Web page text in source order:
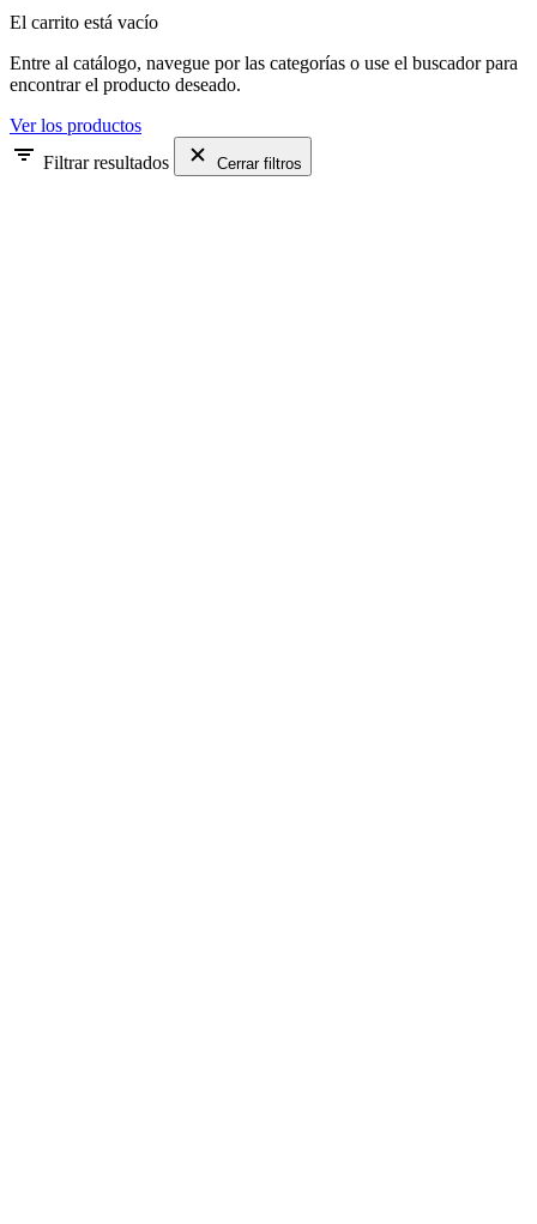
El carrito está vacío
Entre al catálogo, navegue por las categorías o use el buscador para
encontrar el producto deseado.
Ver los productos
Filtrar resultados
Cerrar filtros